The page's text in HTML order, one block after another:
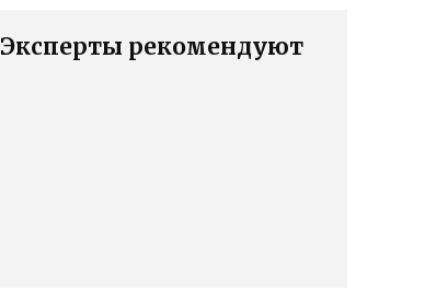
Эксперты рекомендуют